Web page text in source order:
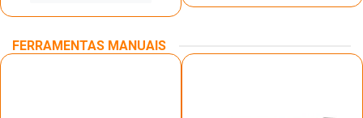
FERRAMENTAS MANUAIS